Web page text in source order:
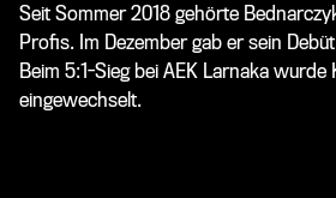
Seit Sommer 2018 gehörte
Profis. Im Dezember gab er sein
Beim 5:1-Sieg bei AEK Larnaka
eingewechselt.